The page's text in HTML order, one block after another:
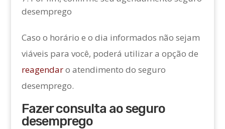
desemprego
Caso o horário e o dia informados não sejam
viáveis para você, poderá utilizar a opção de
reagendaro atendimento do seguro
desemprego.
Fazer consulta ao seguro
desemprego